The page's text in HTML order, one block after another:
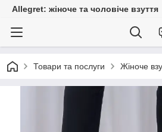
Allegret: жіноче та чоловіче взуття
Товари та послуги Жіноче